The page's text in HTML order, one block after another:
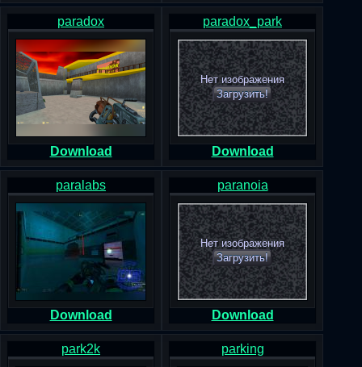
paradox
Download
paradox_park
Нет изображения
Загрузить!
Download
paralabs
Download
paranoia
Нет изображения
Загрузить!
Download
park2k parking